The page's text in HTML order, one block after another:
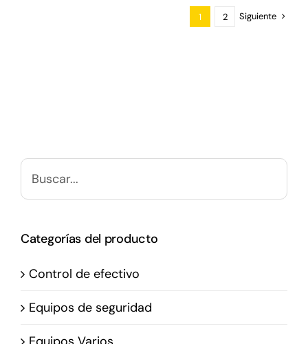
1 2 Siguiente
Categorías del producto
Control de efectivo
Equipos de seguridad